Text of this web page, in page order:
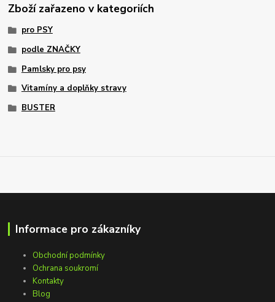
Zboží zařazeno v kategoriích
pro PSY
podle ZNAČKY
Pamlsky pro psy
Vitamíny a doplňky stravy
BUSTER
Informace pro zákazníky
Obchodní podmínky
Ochrana soukromí
Kontakty
Blog